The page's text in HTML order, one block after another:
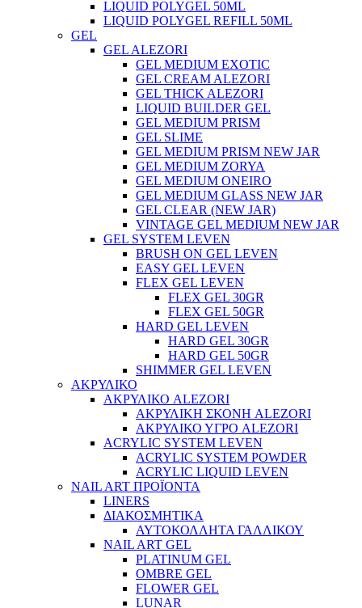
LIQUID POLYGEL 50ML
LIQUID POLYGEL REFILL 50ML
GEL
GEL ALEZORI
GEL MEDIUM EXOTIC
GEL CREAM ALEZORI
GEL THICK ALEZORI
LIQUID BUILDER GEL
GEL MEDIUM PRISM
GEL SLIME
GEL MEDIUM PRISM NEW JAR
GEL MEDIUM ZORYA
GEL MEDIUM ONEIRO
GEL MEDIUM GLASS NEW JAR
GEL CLEAR (NEW JAR)
VINTAGE GEL MEDIUM NEW JAR
GEL SYSTEM LEVEN
BRUSH ON GEL LEVEN
EASY GEL LEVEN
FLEX GEL LEVEN
FLEX GEL 30GR
FLEX GEL 50GR
HARD GEL LEVEN
HARD GEL 30GR
HARD GEL 50GR
SHIMMER GEL LEVEN
ΑΚΡΥΛΙΚΟ
ΑΚΡΥΛΙΚΟ ALEZORI
ΑΚΡΥΛΙΚΗ ΣΚΟΝΗ ALEZORI
ΑΚΡΥΛΙΚΟ ΥΓΡΟ ALEZORI
ACRYLIC SYSTEM LEVEN
ACRYLIC SYSTEM POWDER
ACRYLIC LIQUID LEVEN
NAIL ART ΠΡΟΪΟΝΤΑ
LINERS
ΔΙΑΚΟΣΜΗΤΙΚΑ
ΑΥΤΟΚΟΛΛΗΤΑ ΓΑΛΛΙΚΟΥ
NAIL ART GEL
PLATINUM GEL
OMBRE GEL
FLOWER GEL
LUNAR